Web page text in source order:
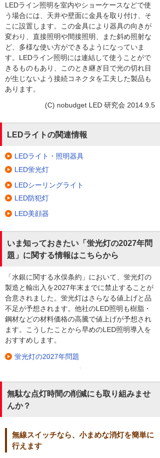
LEDライン照明を室内やショーケースなどで使
う場合には、天井や壁面に金具を取り付け、そ
こに設置します。この金具により器具の向きが
変わり、直接照明や間接照明、また斜め照射な
ど、多様な使い方ができるようになっていま
す。LEDライン照明には連結して使うことがで
きるものもあり、このとき継ぎ目で光の切れ目
が生じないよう接続コネクタを工夫した製品も
あります。
(C) nobudget LED 研究会 2014.9.5
LEDライトの関連情報
LEDライト・照明器具
LED蛍光灯
LEDシーリングライト
LED防犯灯
LED美顔器
いま知っておきたい「蛍光灯の2027年問
題」に関する情報はこちらから
「水銀に関する水俣条約」において、蛍光灯の
製造と輸出入を2027年末までに禁止することが
合意されました。蛍光灯はさらなる値上げと品
不足が予想されます。他社のLED照明も樹脂・
鋼材などの材料価格の高騰で値上げが予想され
ます。こうしたことから早めのLED照明導入を
おすすめします。
蛍光灯の2027年問題
無駄な点灯時間の削減にも取り組みませ
んか？
無線スイッチなら、小まめな消灯を簡単に
行えます